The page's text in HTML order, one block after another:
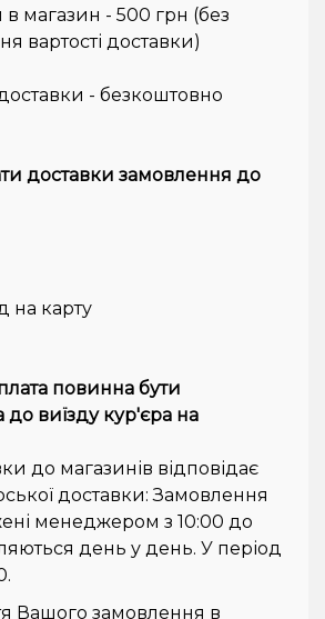
в магазин - 500 грн (без
вартості доставки)
доставки - безкоштовно
доставки замовлення до
на карту
повинна бути
до виїзду кур'єра на
до магазинів відповідає
доставки: Замовлення
менеджером з 10:00 до
день у день. У період
Вашого замовлення в